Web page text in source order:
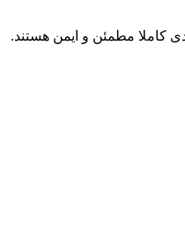
کاملا مطمئن و ایمن هستند.